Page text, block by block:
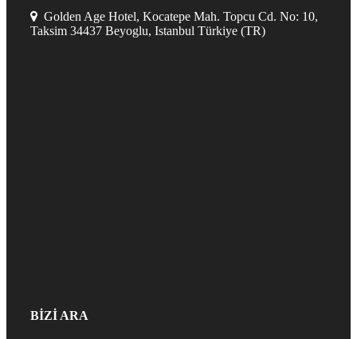
Golden Age Hotel, Kocatepe Mah. Topcu Cd. No: 10,
Taksim 34437 Beyoglu, Istanbul Türkiye (TR)
BİZİ ARA